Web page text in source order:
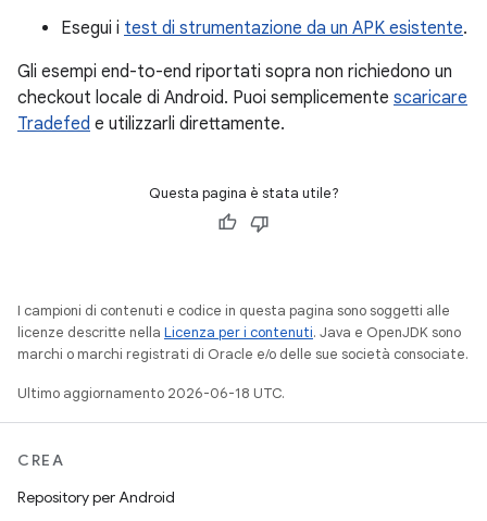
Esegui i test di strumentazione da un APK esistente.
Gli esempi end-to-end riportati sopra non richiedono un
checkout locale di Android. Puoi semplicemente scaricare
Tradefed e utilizzarli direttamente.
Questa pagina è stata utile?
I campioni di contenuti e codice in questa pagina sono soggetti alle
licenze descritte nella Licenza per i contenuti. Java e OpenJDK sono
marchi o marchi registrati di Oracle e/o delle sue società consociate.
Ultimo aggiornamento 2026-06-18 UTC.
CREA
Repository per Android